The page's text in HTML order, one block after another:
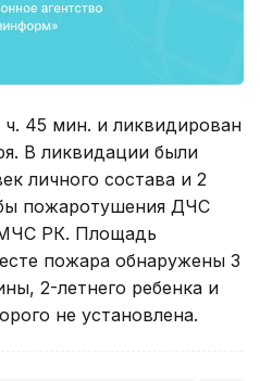
ч. 45 мин. и ликвидирован
В ликвидации были
личного состава и 2
пожаротушения ДЧС
МЧС РК. Площадь
пожара обнаружены 3
2-летнего ребенка и
не установлена.